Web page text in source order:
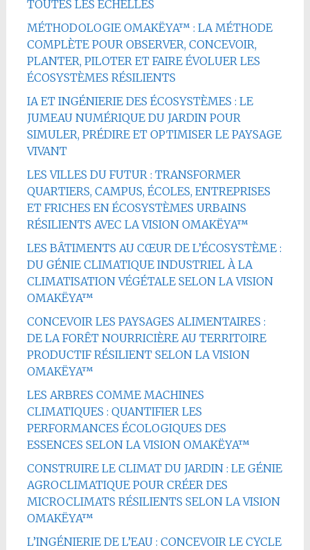
TOUTES LES ÉCHELLES
MÉTHODOLOGIE OMAKËYA™ : LA MÉTHODE
COMPLÈTE POUR OBSERVER, CONCEVOIR,
PLANTER, PILOTER ET FAIRE ÉVOLUER LES
ÉCOSYSTÈMES RÉSILIENTS
IA ET INGÉNIERIE DES ÉCOSYSTÈMES : LE
JUMEAU NUMÉRIQUE DU JARDIN POUR
SIMULER, PRÉDIRE ET OPTIMISER LE PAYSAGE
VIVANT
LES VILLES DU FUTUR : TRANSFORMER
QUARTIERS, CAMPUS, ÉCOLES, ENTREPRISES
ET FRICHES EN ÉCOSYSTÈMES URBAINS
RÉSILIENTS AVEC LA VISION OMAKËYA™
LES BÂTIMENTS AU CŒUR DE L’ÉCOSYSTÈME :
DU GÉNIE CLIMATIQUE INDUSTRIEL À LA
CLIMATISATION VÉGÉTALE SELON LA VISION
OMAKËYA™
CONCEVOIR LES PAYSAGES ALIMENTAIRES :
DE LA FORÊT NOURRICIÈRE AU TERRITOIRE
PRODUCTIF RÉSILIENT SELON LA VISION
OMAKËYA™
LES ARBRES COMME MACHINES
CLIMATIQUES : QUANTIFIER LES
PERFORMANCES ÉCOLOGIQUES DES
ESSENCES SELON LA VISION OMAKËYA™
CONSTRUIRE LE CLIMAT DU JARDIN : LE GÉNIE
AGROCLIMATIQUE POUR CRÉER DES
MICROCLIMATS RÉSILIENTS SELON LA VISION
OMAKËYA™
L’INGÉNIERIE DE L’EAU : CONCEVOIR LE CYCLE